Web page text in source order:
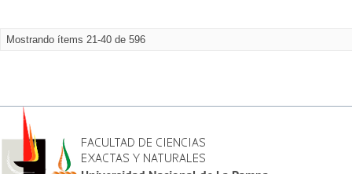
Mostrando ítems 21-40 de 596